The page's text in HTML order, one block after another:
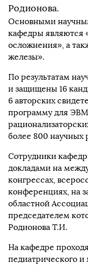
Родионова.
Основными
кафедры являются
осложнения», а
железы».
По результатам
и защищены 16
6 авторских
программу для
более 800 научных
Сотрудники
докладами на
конгрессах,
конференциях, на
областной
председателем
Родионова Т.И.
На кафедре
педиатрического